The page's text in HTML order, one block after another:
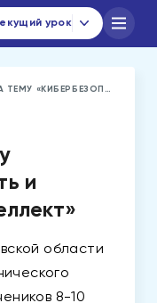
урок
УРОК ЦИФРЫ НА ТЕМУ «КИБЕРБЕЗОПАСНОСТЬ И ИСКУССТВЕННЫЙ ИНТЕЛЛЕКТ»
и
области
8-10